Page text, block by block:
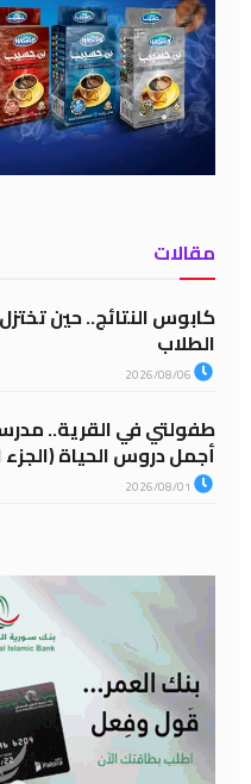
مقالات
الطلاب
طفولتي في القرية..
أجمل دروس الحياة (الجزء